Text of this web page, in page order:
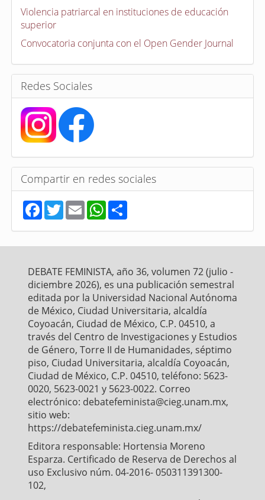
a
t
o
r
a
s
Violencia patriarcal en instituciones de educación
superior
Convocatoria conjunta con el Open Gender Journal
Redes Sociales
Compartir en redes sociales
F
a
e
b
k
T
w
t
t
E
m
i
l
W
h
t
s
p
S
h
r
e
DEBATE FEMINISTA, año 36, volumen 72 (julio -
diciembre 2026), es una publicación semestral
editada por la Universidad Nacional Autónoma
de México, Ciudad Universitaria, alcaldía
Coyoacán, Ciudad de México, C.P. 04510, a
través del Centro de Investigaciones y Estudios
de Género, Torre II de Humanidades, séptimo
piso, Ciudad Universitaria, alcaldía Coyoacán,
Ciudad de México, C.P. 04510, teléfono: 5623-
0020, 5623-0021 y 5623-0022. Correo
electrónico: debatefeminista@cieg.unam.mx,
sitio web:
https://debatefeminista.cieg.unam.mx/
Editora responsable: Hortensia Moreno
Esparza. Certificado de Reserva de Derechos al
uso Exclusivo núm. 04-2016- 050311391300-
102,